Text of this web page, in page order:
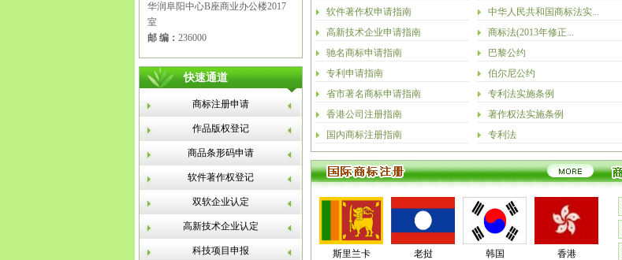
华润阜阳中心B座商业办公楼2017
室
邮 编： 236000
快速通道
商标注册申请
作品版权登记
商品条形码申请
软件著作权登记
双软企业认定
高新技术企业认定
科技项目申报
软件著作权申请指南
高新技术企业申请指南
驰名商标申请指南
专利申请指南
省市著名商标申请指南
香港公司注册指南
国内商标注册指南
中华人民共和国商标法实...
商标法(2013年修正...
巴黎公约
伯尔尼公约
专利法实施条例
著作权法实施条例
专利法
斯里兰卡 老挝 韩国 香港